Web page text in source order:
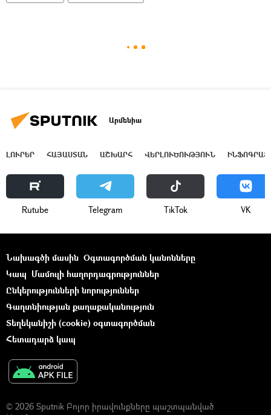
Արմենիա
ԼՈՒՐԵՐ ՀԱՅԱՍՏԱՆ ԱՇԽԱՐՀ ՎԵՐԼՈՒԾՈՒԹՅՈՒՆ
Rutube Telegram ТikТоk VK
Նախագծի մասին Օգտագործման կանոնները
Կապ Մամուլի հաղորդագրություններ
Ընկերությունների նորություններ
Գաղտնիության քաղաքականություն
Տեղեկանիշի (cookie) օգտագործման
Հետադարձ կապ
© 2026 Sputnik Բոլոր իրավունքները պաշտպանված